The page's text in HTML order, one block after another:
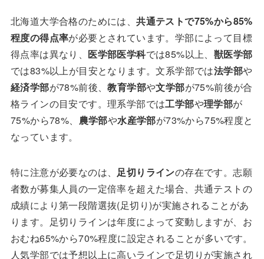
北海道大学合格のためには、共通テストで75%から85%
程度の得点率が必要とされています。学部によって目標
得点率は異なり、 医学部医学科では85%以上、 獣医学部
では83%以上が目安となります。文系学部では法学部や
経済学部が78%前後、教育学部や文学部が75%前後が合
格ラインの目安です。理系学部では工学部や理学部が
75%から78%、 農学部や水産学部が73%から75%程度と
なっています。
特に注意が必要なのは、 足切りラインの存在です。志願
者数が募集人員の一定倍率を超えた場合、共通テストの
成績により第一段階選抜(足切り)が実施されることがあ
ります。足切りラインは年度によって変動しますが、お
おむね65%から70%程度に設定されることが多いです。
人気学部では予想以上に高いラインで足切りが実施され